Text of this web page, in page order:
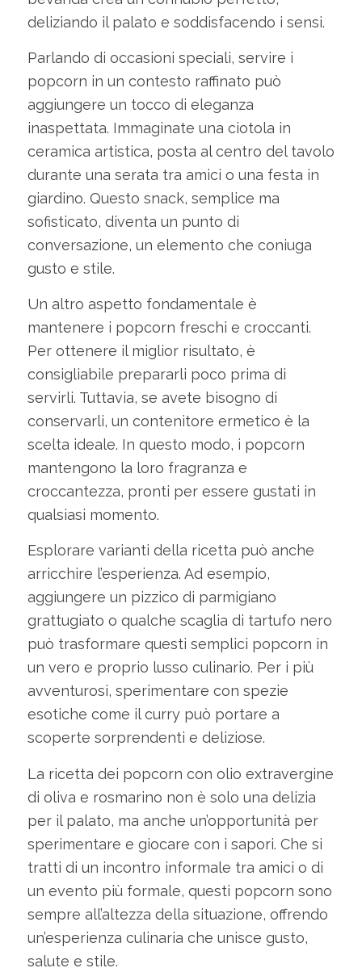
deliziando il palato e soddisfacendo i sensi.
Parlando di occasioni speciali, servire i
popcorn in un contesto raffinato può
aggiungere un tocco di eleganza
inaspettata. Immaginate una ciotola in
ceramica artistica, posta al centro del tavolo
durante una serata tra amici o una festa in
giardino. Questo snack, semplice ma
sofisticato, diventa un punto di
conversazione, un elemento che coniuga
gusto e stile.
Un altro aspetto fondamentale è
mantenere i popcorn freschi e croccanti.
Per ottenere il miglior risultato, è
consigliabile prepararli poco prima di
servirli. Tuttavia, se avete bisogno di
conservarli, un contenitore ermetico è la
scelta ideale. In questo modo, i popcorn
mantengono la loro fragranza e
croccantezza, pronti per essere gustati in
qualsiasi momento.
Esplorare varianti della ricetta può anche
arricchire l’esperienza. Ad esempio,
aggiungere un pizzico di parmigiano
grattugiato o qualche scaglia di tartufo nero
può trasformare questi semplici popcorn in
un vero e proprio lusso culinario. Per i più
avventurosi, sperimentare con spezie
esotiche come il curry può portare a
scoperte sorprendenti e deliziose.
La ricetta dei popcorn con olio extravergine
di oliva e rosmarino non è solo una delizia
per il palato, ma anche un’opportunità per
sperimentare e giocare con i sapori. Che si
tratti di un incontro informale tra amici o di
un evento più formale, questi popcorn sono
sempre all’altezza della situazione, offrendo
un’esperienza culinaria che unisce gusto,
salute e stile.